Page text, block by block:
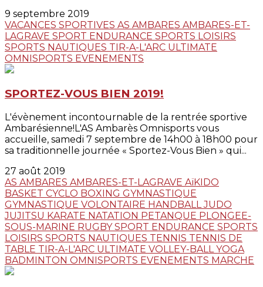
9 septembre 2019
VACANCES SPORTIVES AS AMBARES AMBARES-ET-
LAGRAVE SPORT ENDURANCE SPORTS LOISIRS
SPORTS NAUTIQUES TIR-A-L'ARC ULTIMATE
OMNISPORTS EVENEMENTS
SPORTEZ-VOUS BIEN 2019!
L'évènement incontournable de la rentrée sportive
Ambarésienne!L'AS Ambarès Omnisports vous
accueille, samedi 7 septembre de 14h00 à 18h00 pour
sa traditionnelle journée « Sportez-Vous Bien » qui...
27 août 2019
AS AMBARES AMBARES-ET-LAGRAVE AïKIDO
BASKET CYCLO BOXING GYMNASTIQUE
GYMNASTIQUE VOLONTAIRE HANDBALLJUDO
JUJITSU KARATE NATATION PETANQUE PLONGEE-
SOUS-MARINE RUGBYSPORT ENDURANCE SPORTS
LOISIRS SPORTS NAUTIQUES TENNIS TENNIS DE
TABLE TIR-A-L'ARC ULTIMATE VOLLEY-BALL YOGA
BADMINTON OMNISPORTS EVENEMENTS MARCHE